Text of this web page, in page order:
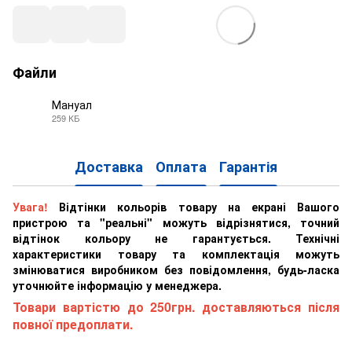
Файли
Мануал
259 КБ
Доставка Оплата Гарантія
Увага! Відтінки кольорів товару на екрані Вашого
пристрою та "реальні" можуть відрізнятися, точний
відтінок кольору не гарантується. Технічні
характеристики товару та комплектація можуть
змінюватися виробником без повідомлення, будь-ласка
уточнюйте інформацію у менеджера.
Товари вартістю до 250грн. доставляються після
повної предоплати.